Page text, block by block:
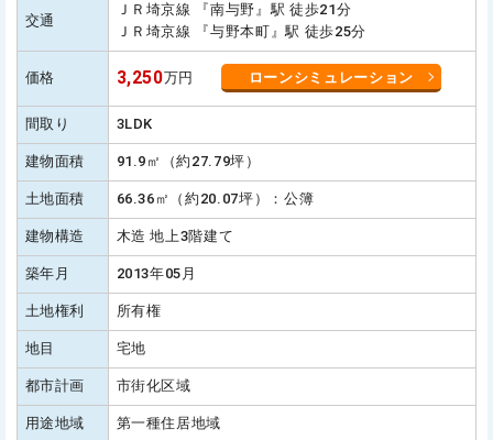
交通
ＪＲ埼京線 『南与野』駅 徒歩21分
ＪＲ埼京線 『与野本町』駅 徒歩25分
価格 3,250万円 ローンシミュレーション
間取り 3LDK
建物面積 91.9㎡（約27.79坪）
土地面積 66.36㎡（約20.07坪）：公簿
建物構造 木造 地上3階建て
築年月 2013年05月
土地権利 所有権
地目 宅地
都市計画 市街化区域
用途地域 第一種住居地域